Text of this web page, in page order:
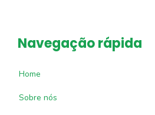
Navegação rápida
Home
Sobre nós